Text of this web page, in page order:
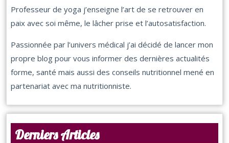
Professeur de yoga j’enseigne l’art de se retrouver en
paix avec soi même, le lâcher prise et l’autosatisfaction.
Passionnée par l’univers médical j’ai décidé de lancer mon
propre blog pour vous informer des dernières actualités
forme, santé mais aussi des conseils nutritionnel mené en
partenariat avec ma nutritionniste.
Derniers Articles